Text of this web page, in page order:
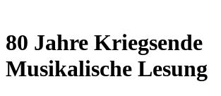
80 Jahre Kriegsende
Musikalische Lesung